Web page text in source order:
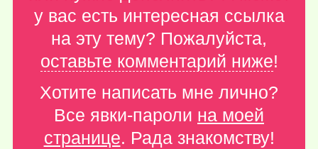
у вас есть интересная ссылка
на эту тему? Пожалуйста,
оставьте комментарий ниже!
Хотите написать мне лично?
Все явки-пароли на моей
странице. Рада знакомству!